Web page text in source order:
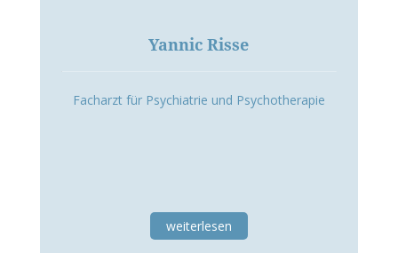
Yannic Risse
Facharzt für Psychiatrie und Psychotherapie
weiterlesen